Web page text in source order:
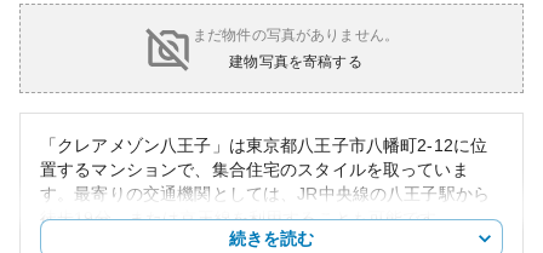
まだ物件の写真がありません。
建物写真を寄稿する
「クレアメゾン八王子」は東京都八王子市八幡町2-12に位
置するマンションで、集合住宅のスタイルを取っていま
す。最寄りの交通機関としては、JR中央線の八王子駅から
徒歩19分、または京王線を利用することも可能です。
周辺環境は住宅街でありながらも、商業施設や学校、自然
続きを読む